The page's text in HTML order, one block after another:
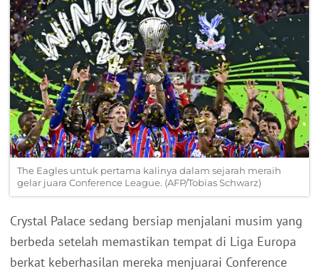
The Eagles untuk pertama kalinya dalam sejarah meraih
gelar juara Conference League. (AFP/Tobias Schwarz)
Crystal Palace sedang bersiap menjalani musim yang
berbeda setelah memastikan tempat di Liga Europa
berkat keberhasilan mereka menjuarai Conference